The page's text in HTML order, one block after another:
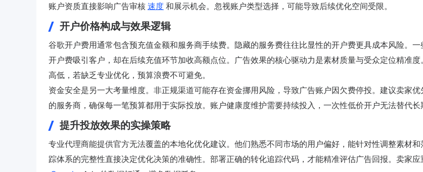
账户资质直接影响广告审核 速度 和展示机会。忽视账户类型选择，可能导致后续优化空间受限。
开户价格构成与效果逻辑
谷歌开户费用通常包含预充值金额和服务商手续费。隐藏的服务费往往比显性的开户费更具成本风险。
开户费吸引客户，却在后续充值环节加收高额点位。广告效果的核心驱动力是素材质量与受众定位精准度
高低，若缺乏专业优化，预算浪费不可避免。
资金安全是另一大考量维度。非正规渠道可能存在资金挪用风险，导致广告账户因欠费停投。建议卖家
的服务商，确保每一笔预算都用于实际投放。账户健康度维护需要持续投入，一次性低价开户无法替代长
提升投放效果的实操策略
专业代理商能提供官方无法覆盖的本地化优化建议。他们熟悉不同市场的用户偏好，能针对性调整素材和
踪体系的完整性直接决定优化决策的准确性。部署正确的转化追踪代码，才能精准评估广告回报。卖家